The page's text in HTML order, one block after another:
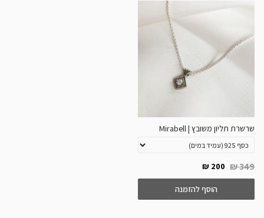
שרשרת תליון משובץ | Mirabell
200 ₪ 349 ₪
הוסף להזמנה